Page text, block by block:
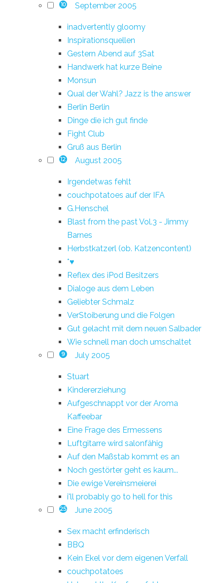
10 September 2005
inadvertently gloomy
Inspirationsquellen
Gestern Abend auf 3Sat
Handwerk hat kurze Beine
Monsun
Qual der Wahl? Jazz is the answer
Berlin Berlin
Dinge die ich gut finde
Fight Club
Gruß aus Berlin
12 August 2005
Irgendetwas fehlt
couchpotatoes auf der IFA
G.Henschel
Blast from the past Vol.3 - Jimmy
Barnes
Herbstkatzerl (ob. Katzencontent)
*♥
Reflex des iPod Besitzers
Dialoge aus dem Leben
Geliebter Schmalz
VerStoiberung und die Folgen
Gut gelacht mit dem neuen Salbader
Wie schnell man doch umschaltet
9 July 2005
Stuart
Kindererziehung
Aufgeschnappt vor der Aroma
Kaffeebar
Eine Frage des Ermessens
Luftgitarre wird salonfähig
Auf den Maßstab kommt es an
Noch gestörter geht es kaum...
Die ewige Vereinsmeierei
i'll probably go to hell for this
25 June 2005
Sex macht erfinderisch
BBQ
Kein Ekel vor dem eigenen Verfall
couchpotatoes